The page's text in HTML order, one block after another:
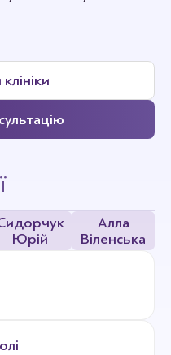
Юрій
Алла
Віленська